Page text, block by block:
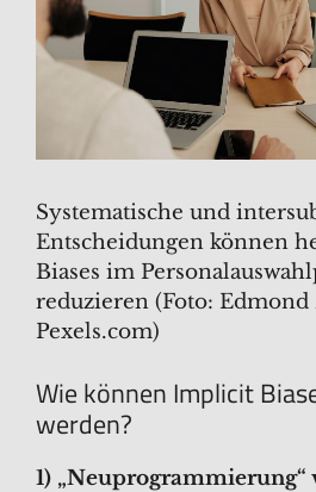
Systematische und
Entscheidungen können
Biases im
reduzieren (Foto: Edmond
Pexels.com)
Wie können Implicit
werden?
1) „Neuprogrammierung“